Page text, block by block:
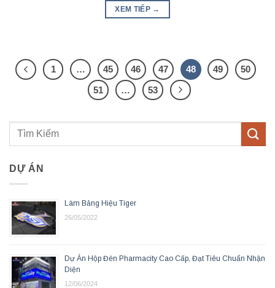
XEM TIẾP →
1 … 45 46 47 48 49
50
51
… 53
DỰ ÁN
Làm Bảng Hiệu Tiger
26/05/2022
Dự Án Hộp Đèn Pharmacity Cao Cấp, Đạt Tiêu Chuẩn Nhận
Diện
12/06/2024